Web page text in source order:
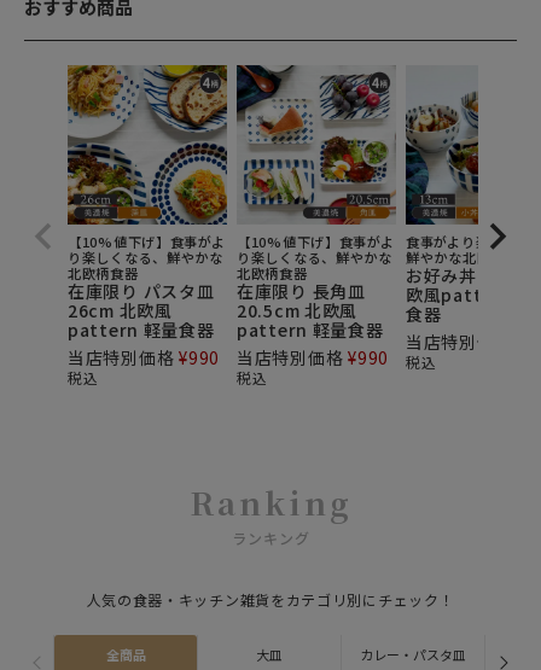
おすすめ商品
【10%値下げ】食事がよ
り楽しくなる、鮮やかな
北欧柄食器
在庫限り パスタ皿
26cm 北欧風
pattern 軽量食器
当店特別価格 ¥990
税込
【10%値下げ】食事がよ
り楽しくなる、鮮やかな
北欧柄食器
在庫限り 長角皿
20.5cm 北欧風
pattern 軽量食器
当店特別価格 ¥990
税込
食事がより楽しくな
鮮やかな北欧柄食器
お好み丼 13cm
欧風pattern 軽
食器
当店特別価格
税込
Ranking
ランキング
人気の食器・キッチン雑貨をカテゴリ別にチェック！
全商品 大皿 カレー・パスタ皿